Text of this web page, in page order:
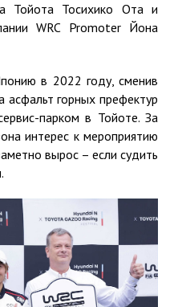
Тосихико Ота и
WRC Promoter Йона
в 2022 году, сменив
асфальт горных префектур
парком в Тойоте. За
интерес к мероприятию
вырос – если судить